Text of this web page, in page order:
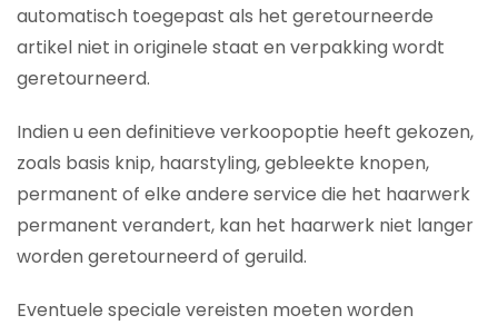
automatisch toegepast als het geretourneerde
artikel niet in originele staat en verpakking wordt
geretourneerd.
Indien u een definitieve verkoopoptie heeft gekozen,
zoals basis knip, haarstyling, gebleekte knopen,
permanent of elke andere service die het haarwerk
permanent verandert, kan het haarwerk niet langer
worden geretourneerd of geruild.
Eventuele speciale vereisten moeten worden